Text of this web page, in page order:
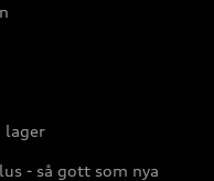
lager
- så gott som nya